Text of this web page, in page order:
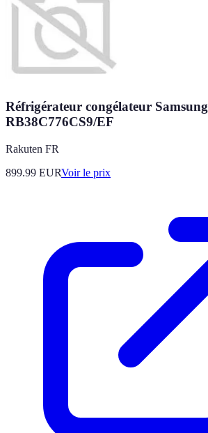
Réfrigérateur congélateur Samsung
RB38C776CS9/EF
Rakuten FR
899.99 EURVoir le prix